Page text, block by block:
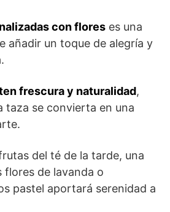
con flores es una
añadir un toque de alegría y
frescura y naturalidad,
taza se convierta en una
del té de la tarde, una
flores de lavanda o
pastel aportará serenidad a